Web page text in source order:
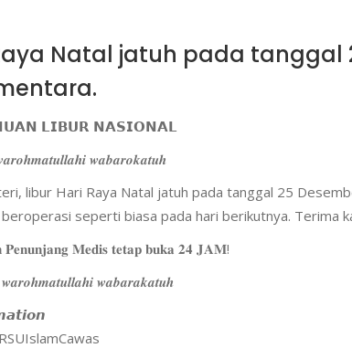
Natal jatuh pada
𝗟𝗜𝗕𝗨𝗥 𝗡𝗔𝗦𝗜𝗢𝗡𝗔𝗟
𝒘𝒂𝒃𝒂𝒓𝒐𝒌𝒂𝒕𝒖𝒉
libur Hari Raya Natal jatuh pada tanggal 25
beroperasi seperti biasa pada hari berikutnya. Terima
𝐌𝐞𝐝𝐢𝐬 𝐭𝐞𝐭𝐚𝐩 𝐛𝐮𝐤𝐚 𝟐𝟒 𝐉𝐀𝐌!
𝒘𝒂𝒃𝒂𝒓𝒂𝒌𝒂𝒕𝒖𝒉